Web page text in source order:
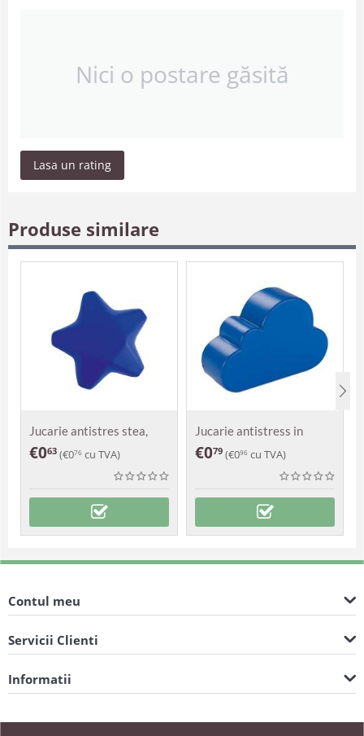
Nici o postare găsită
Lasa un rating
Produse similare
Jucarie antistres stea,
Astra
€063 (€076 cu TVA)
Jucarie antistress in
forma de nor
€079 (€096 cu TVA)
Contul meu
Servicii Clienti
Informatii